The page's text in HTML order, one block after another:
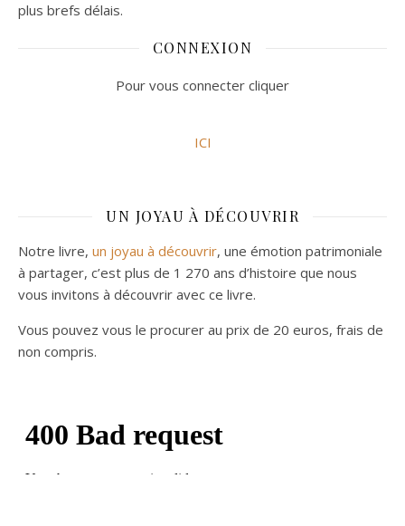
plus brefs délais.
CONNEXION
Pour vous connecter cliquer
ICI
UN JOYAU À DÉCOUVRIR
Notre livre, un joyau à découvrir, une émotion patrimoniale
à partager, c’est plus de 1 270 ans d’histoire que nous
vous invitons à découvrir avec ce livre.
Vous pouvez vous le procurer au prix de 20 euros, frais de
non compris.